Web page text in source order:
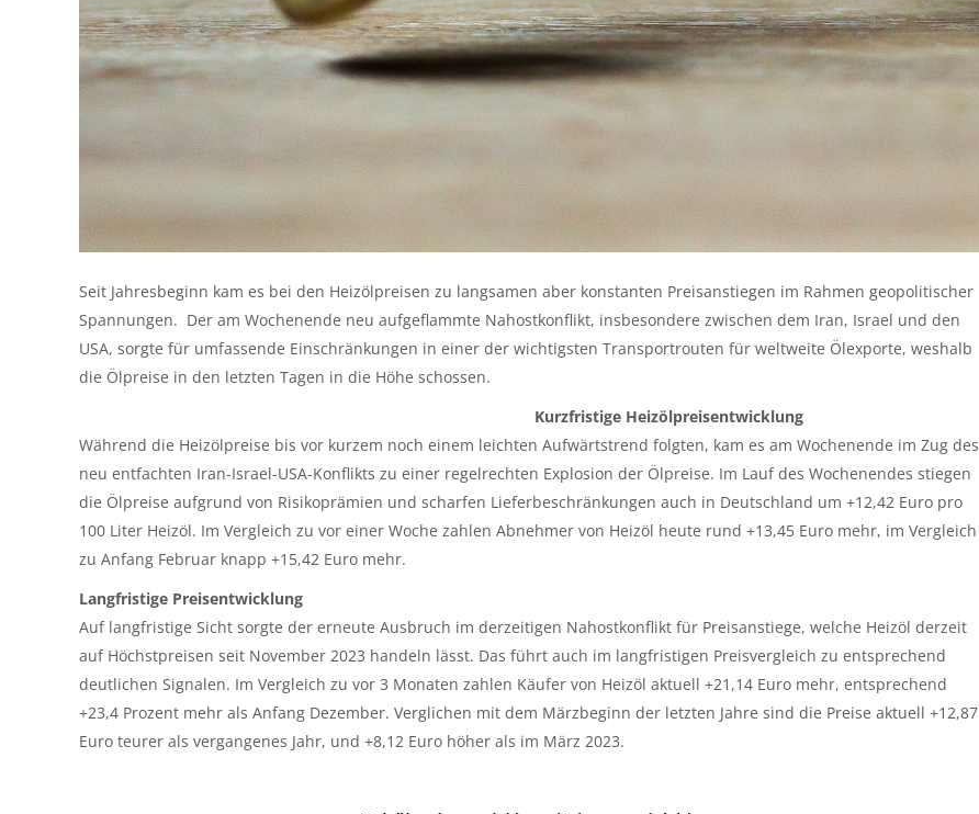
Seit Jahresbeginn kam es bei den Heizölpreisen zu langsamen aber konstanten Preisanstiegen im Rahmen geopolitischer
Spannungen. Der am Wochenende neu aufgeflammte Nahostkonflikt, insbesondere zwischen dem Iran, Israel und den
USA, sorgte für umfassende Einschränkungen in einer der wichtigsten Transportrouten für weltweite Ölexporte, weshalb
die Ölpreise in den letzten Tagen in die Höhe schossen.
Kurzfristige Heizölpreisentwicklung
Während die Heizölpreise bis vor kurzem noch einem leichten Aufwärtstrend folgten, kam es am Wochenende im Zug des
neu entfachten Iran-Israel-USA-Konflikts zu einer regelrechten Explosion der Ölpreise. Im Lauf des Wochenendes stiegen
die Ölpreise aufgrund von Risikoprämien und scharfen Lieferbeschränkungen auch in Deutschland um +12,42 Euro pro
100 Liter Heizöl. Im Vergleich zu vor einer Woche zahlen Abnehmer von Heizöl heute rund +13,45 Euro mehr, im Vergleich
zu Anfang Februar knapp +15,42 Euro mehr.
Langfristige Preisentwicklung
Auf langfristige Sicht sorgte der erneute Ausbruch im derzeitigen Nahostkonflikt für Preisanstiege, welche Heizöl derzeit
auf Höchstpreisen seit November 2023 handeln lässt. Das führt auch im langfristigen Preisvergleich zu entsprechend
deutlichen Signalen. Im Vergleich zu vor 3 Monaten zahlen Käufer von Heizöl aktuell +21,14 Euro mehr, entsprechend
+23,4 Prozent mehr als Anfang Dezember. Verglichen mit dem Märzbeginn der letzten Jahre sind die Preise aktuell +12,87
Euro teurer als vergangenes Jahr, und +8,12 Euro höher als im März 2023.